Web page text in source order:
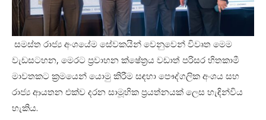
සමස්ත රාජ්‍ය අංශයේම සේවකයින් වෙනුවෙන් විවෘත මෙම
වැඩසටහන, මෙරට ප්‍රවාහන ක්ෂේත්‍රය වඩාත් පරිසර හිතකාමී
මාවතකට ක්‍රමයෙන් යොමු කිරීම සඳහා පෞද්ගලික අංශය සහ
රාජ්‍ය ආයතන එක්ව දරන සාමූහික ප්‍රයත්නයක් ලෙස හැඳින්විය
හැකිය.